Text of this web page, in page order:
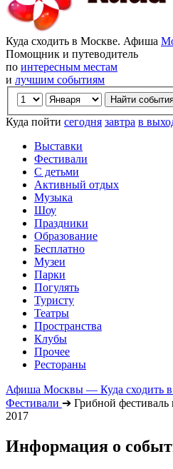
Куда сходить в Москве. Афиша
Помощник и путеводитель
по интересным местам
и лучшим событиям
Куда пойти сегодня завтра в
Выставки
Фестивали
С детьми
Активный отдых
Музыка
Шоу
Праздники
Образование
Бесплатно
Музеи
Парки
Погулять
Туристу
Театры
Пространства
Клубы
Прочее
Рестораны
Афиша Москвы — Куда сходить
Фестивали ➔ Грибной фестиваль
2017
Информация о